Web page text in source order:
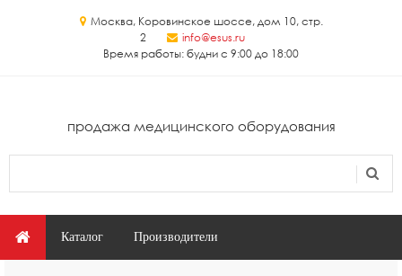
Москва, Коровинское шоссе, дом 10, стр.
2
info@esus.ru
Время работы: будни с 9:00 до 18:00
продажа медицинского оборудования
Главное меню
Каталог Производители